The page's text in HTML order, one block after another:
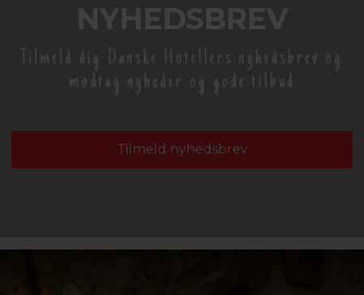
NYHEDSBREV
Tilmeld dig Danske Hotellers nyhedsbrev og
modtag nyheder og gode tilbud
Tilmeld nyhedsbrev